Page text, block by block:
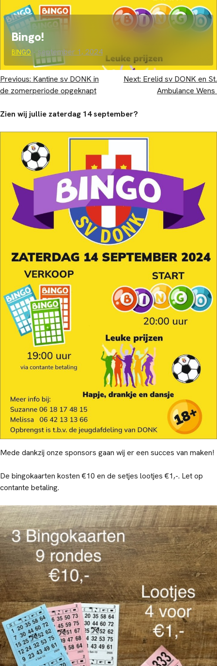
Bingo!
BINGO - september 1, 2024
Bericht
navigatie
Previous: Kantine sv DONK in
de zomerperiode opgeknapt
Next: Erelid sv DONK en St.
Ambulance Wens
Zien wij jullie zaterdag 14 september?
Mede dankzij onze sponsors gaan wij er een succes van maken!
De bingokaarten kosten €10 en de setjes lootjes €1,-. Let op
contante betaling.